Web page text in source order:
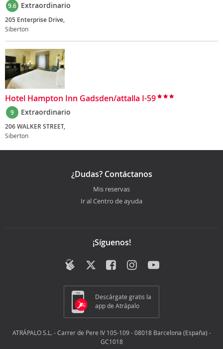
9.6 Extraordinario
205 Enterprise Drive,
Siberton
Hotel Hampton Inn Gadsden/attalla I-59
9 Extraordinario
206 WALKER STREET,
Siberton
¿Dudas? Contáctanos
Mis reservas
Ir al Centro de ayuda
¡Síguenos!
Descárgate gratis la
app de Atrápalo
ATRÁPALO S.L. - Carrer de Pere IV 105-109 - 08018 Barcelona (España) -
GC1018